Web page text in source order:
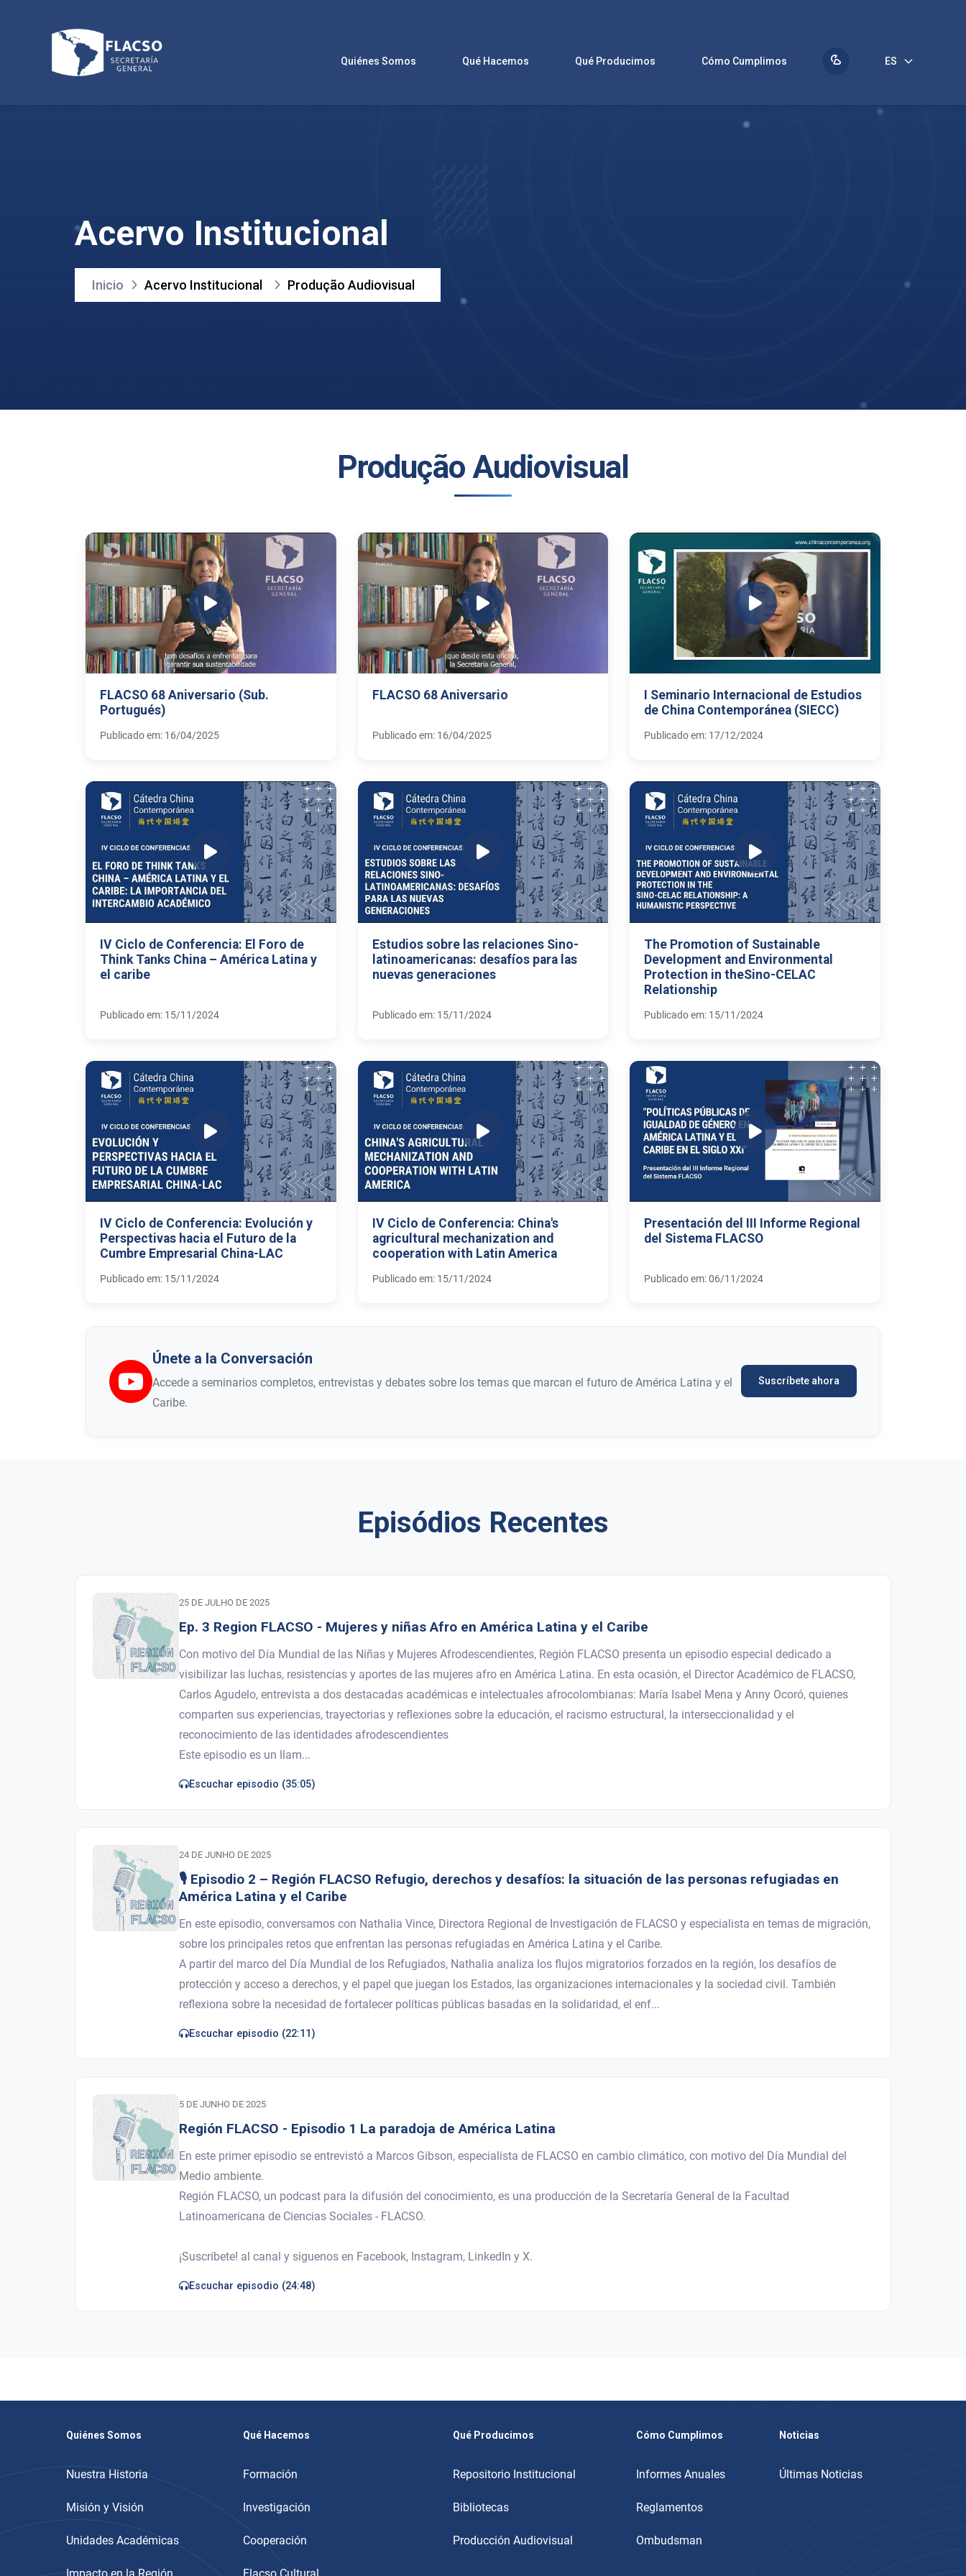
ES
Acervo Institucional
Inicio Acervo Institucional Produção Audiovisual
Produção Audiovisual
FLACSO 68 Aniversario (Sub.
Portugués)
Publicado em: 16/04/2025
FLACSO 68 Aniversario
Publicado em: 16/04/2025
I Seminario Internacional de Estudios
de China Contemporánea (SIECC)
Publicado em: 17/12/2024
IV Ciclo de Conferencia: El Foro de
Think Tanks China – América Latina y
el caribe
Publicado em: 15/11/2024
Estudios sobre las relaciones Sino-
latinoamericanas: desafíos para las
nuevas generaciones
Publicado em: 15/11/2024
The Promotion of Sustainable
Development and Environmental
Protection in theSino-CELAC
Relationship
Publicado em: 15/11/2024
IV Ciclo de Conferencia: Evolución y
Perspectivas hacia el Futuro de la
Cumbre Empresarial China-LAC
Publicado em: 15/11/2024
IV Ciclo de Conferencia: China's
agricultural mechanization and
cooperation with Latin America
Publicado em: 15/11/2024
Presentación del III Informe Regional
del Sistema FLACSO
Publicado em: 06/11/2024
Únete a la Conversación
Accede a seminarios completos, entrevistas y debates sobre los temas que marcan el futuro de América Latina y el
Caribe.
Suscríbete ahora
Episódios Recentes
25 DE JULHO DE 2025
Ep. 3 Region FLACSO - Mujeres y niñas Afro en América Latina y el Caribe
Con motivo del Día Mundial de las Niñas y Mujeres Afrodescendientes, Región FLACSO presenta un episodio especial dedicado a
visibilizar las luchas, resistencias y aportes de las mujeres afro en América Latina. En esta ocasión, el Director Académico de FLACSO,
Carlos Agudelo, entrevista a dos destacadas académicas e intelectuales afrocolombianas: María Isabel Mena y Anny Ocoró, quienes
comparten sus experiencias, trayectorias y reflexiones sobre la educación, el racismo estructural, la interseccionalidad y el
reconocimiento de las identidades afrodescendientes
Este episodio es un llam...
24 DE JUNHO DE 2025
🎙️ Episodio 2 – Región FLACSO Refugio, derechos y desafíos: la situación de las personas refugiadas en
América Latina y el Caribe
En este episodio, conversamos con Nathalia Vince, Directora Regional de Investigación de FLACSO y especialista en temas de migración,
sobre los principales retos que enfrentan las personas refugiadas en América Latina y el Caribe.
A partir del marco del Día Mundial de los Refugiados, Nathalia analiza los flujos migratorios forzados en la región, los desafíos de
protección y acceso a derechos, y el papel que juegan los Estados, las organizaciones internacionales y la sociedad civil. También
reflexiona sobre la necesidad de fortalecer políticas públicas basadas en la solidaridad, el enf...
5 DE JUNHO DE 2025
Región FLACSO - Episodio 1 La paradoja de América Latina
En este primer episodio se entrevistó a Marcos Gibson, especialista de FLACSO en cambio climático, con motivo del Día Mundial del
Medio ambiente.
Región FLACSO, un podcast para la difusión del conocimiento, es una producción de la Secretaría General de la Facultad
Latinoamericana de Ciencias Sociales - FLACSO.
¡Suscríbete! al canal y siguenos en Facebook, Instagram, LinkedIn y X.
Quiénes Somos
Nuestra Historia
Misión y Visión
Unidades Académicas
Impacto en la Región
Qué Hacemos
Formación
Investigación
Cooperación
Flacso Cultural
Qué Producimos
Repositorio Institucional
Bibliotecas
Producción Audiovisual
Cómo Cumplimos
Informes Anuales
Reglamentos
Ombudsman
Noticias
Últimas Noticias